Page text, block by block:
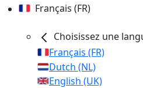
Français (FR)
Choisissez une
Français (FR)
Dutch (NL)
English (UK)